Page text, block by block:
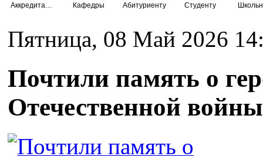
Кафедры Абитуриенту Студенту
Пятница, 08 Май 2026
Почтили память о
Отечественной войны